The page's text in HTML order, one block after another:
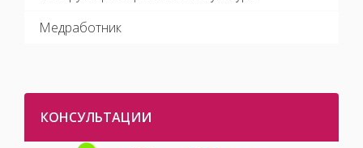
Медработник
КОНСУЛЬТАЦИИ